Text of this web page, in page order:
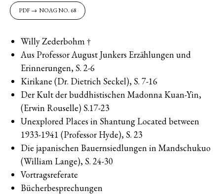
NOAG NO. 68
Willy Zederbohm †
Aus Professor August Junkers Erzählungen und
Erinnerungen, S. 2-6
Kirikane (Dr. Dietrich Seckel), S. 7-16
Der Kult der buddhistischen Madonna Kuan-Yin,
(Erwin Rouselle) S.17-23
Unexplored Places in Shantung Located between
1933-1941 (Professor Hyde), S. 23
Die japanischen Bauernsiedlungen in Mandschukuo
(William Lange), S. 24-30
Vortragsreferate
Bücherbesprechungen